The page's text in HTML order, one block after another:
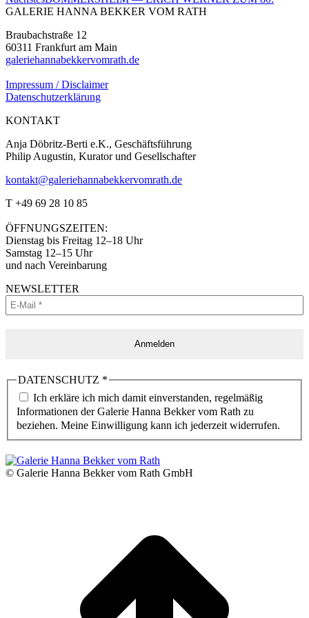
Projekt:
GALERIE HANNA BEKKER VOM RATH
Braubachstraße 12
60311 Frankfurt am Main
galeriehannabekkervomrath.de
Impressum / Disclaimer
Datenschutzerklärung
KONTAKT
Anja Döbritz-Berti e.K., Geschäftsführung
Philip Augustin, Kurator und Gesellschafter
kontakt@galeriehannabekkervomrath.de
Facebook
öffnet
in
neuem
Fenster
Instagram
öffnet
in
neuem
Fenster
T +49 69 28 10 85
ÖFFNUNGSZEITEN:
Dienstag bis Freitag 12–18 Uhr
Samstag 12–15 Uhr
und nach Vereinbarung
NEWSLETTER
DATENSCHUTZ *
Ich erkläre ich mich damit einverstanden, regelmäßig
Informationen der Galerie Hanna Bekker vom Rath zu
beziehen. Meine Einwilligung kann ich jederzeit widerrufen.
© Galerie Hanna Bekker vom Rath GmbH